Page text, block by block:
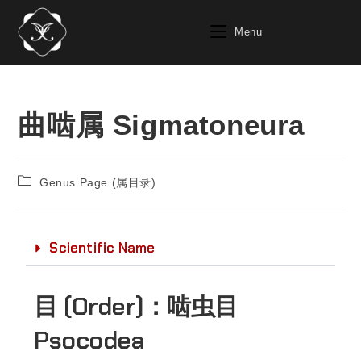
Menu
曲啮属 Sigmatoneura
Genus Page (属目录)
Scientific Name
目 (Order)： 啮虫目
Psocodea